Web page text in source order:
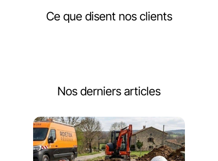
Ce que disent nos clients
Nos derniers articles